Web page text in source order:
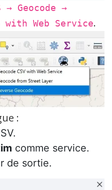
→ Geocode →
with Web Service.
:
comme service.
de sortie.